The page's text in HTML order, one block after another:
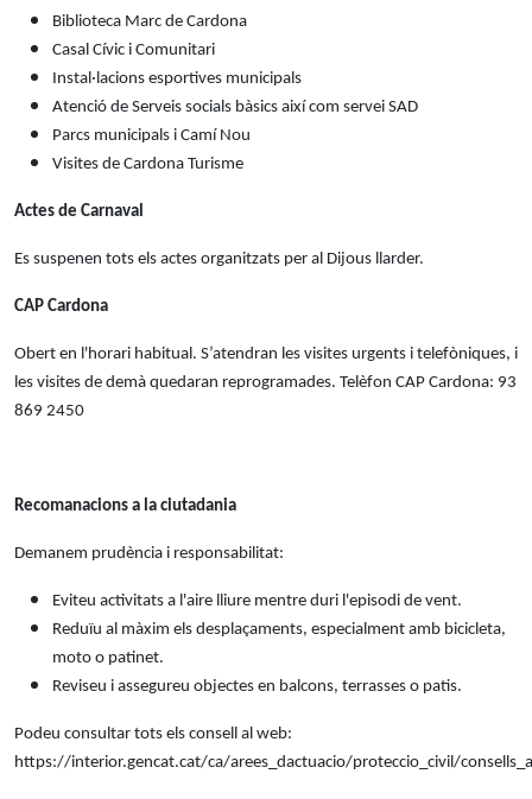
Biblioteca Marc de Cardona
Casal Cívic i Comunitari
Instal·lacions esportives municipals
Atenció de Serveis socials bàsics així com servei SAD
Parcs municipals i Camí Nou
Visites de Cardona Turisme
Actes de Carnaval
Es suspenen tots els actes organitzats per al Dijous llarder.
CAP Cardona
Obert en l'horari habitual. S’atendran les visites urgents i telefòniques, i
les visites de demà quedaran reprogramades. Telèfon CAP Cardona: 93
869 2450
Recomanacions a la ciutadania
Demanem prudència i responsabilitat:
Eviteu activitats a l'aire lliure mentre duri l'episodi de vent.
Reduïu al màxim els desplaçaments, especialment amb bicicleta,
moto o patinet.
Reviseu i assegureu objectes en balcons, terrasses o patis.
Podeu consultar tots els consell al web:
https://interior.gencat.cat/ca/arees_dactuacio/proteccio_civil/